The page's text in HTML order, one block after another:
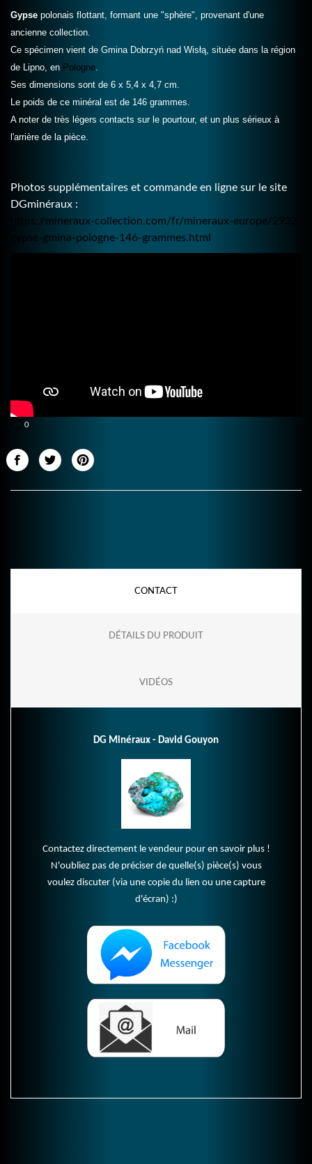
Gypse polonais flottant, formant une "sphère", provenant d'une
ancienne collection.
Ce spécimen vient de Gmina Dobrzyń nad Wisłą, située dans la région
de Lipno, en Pologne
Ses dimensions sont de 6 x 5,4 x 4,7 cm.
Le poids de ce minéral est de 146 grammes.
A noter de très légers contacts sur le pourtour, et un plus sérieux à
l'arrière de la pièce.
Photos supplémentaires et commande en ligne sur le site
DGminéraux :
https://mineraux-collection.com/fr/mineraux-europe/2932-
gypse-gmina-pologne-146-grammes.html
0
CONTACT
DÉTAILS DU PRODUIT
VIDÉOS
DG Minéraux - David Gouyon
Contactez directement le vendeur pour en savoir plus !
N'oubliez pas de préciser de quelle(s) pièce(s) vous
voulez discuter (via une copie du lien ou une capture
d'écran) :)